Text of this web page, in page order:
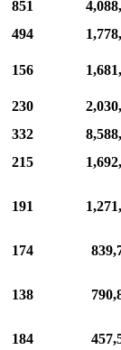
851
494
156
230
332
215
191
174
138
184